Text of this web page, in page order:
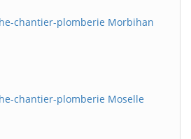
chantier-plomberie Morbihan
chantier-plomberie Moselle